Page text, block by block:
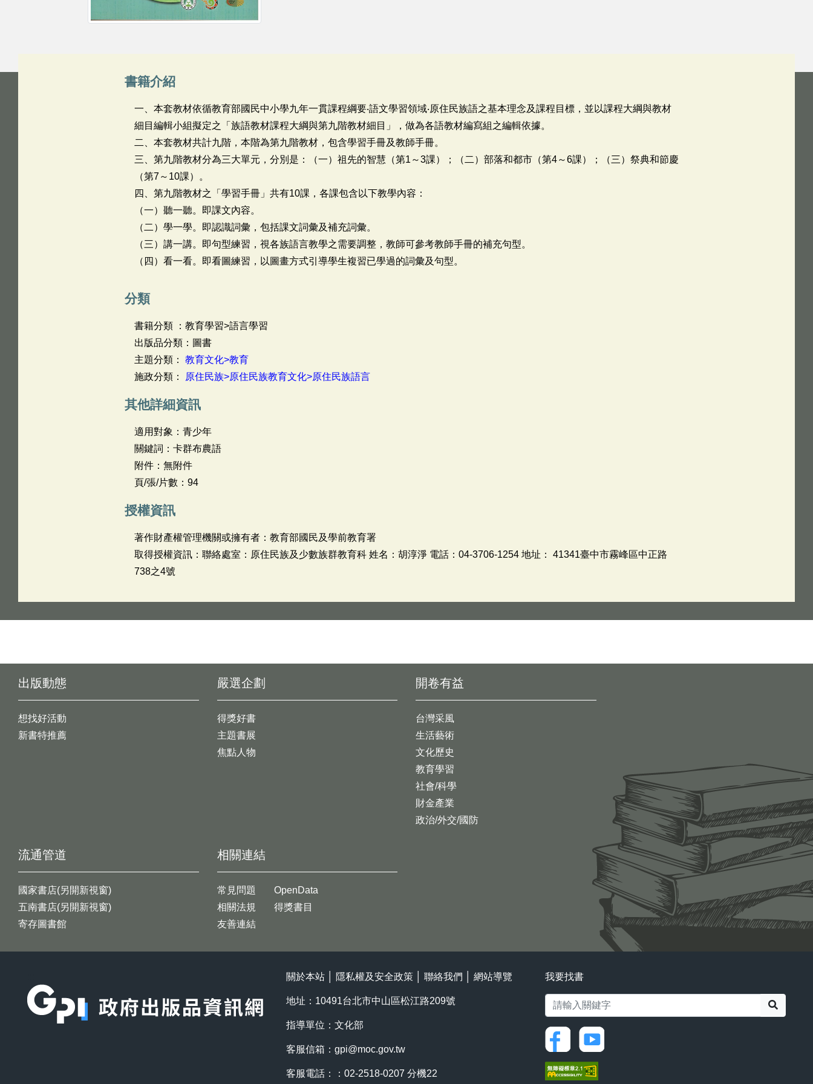
書籍介紹
一、本套教材依循教育部國民中小學九年一貫課程綱要‧語文學習領域‧原住民族語之基本理念及課程目標，並以課程大綱與教材
細目編輯小組擬定之「族語教材課程大綱與第九階教材細目」，做為各語教材編寫組之編輯依據。
二、本套教材共計九階，本階為第九階教材，包含學習手冊及教師手冊。
三、第九階教材分為三大單元，分別是：（一）祖先的智慧（第1～3課）；（二）部落和都市（第4～6課）；（三）祭典和節慶
（第7～10課）。
四、第九階教材之「學習手冊」共有10課，各課包含以下教學內容：
（一）聽一聽。即課文內容。
（二）學一學。即認識詞彙，包括課文詞彙及補充詞彙。
（三）講一講。即句型練習，視各族語言教學之需要調整，教師可參考教師手冊的補充句型。
（四）看一看。即看圖練習，以圖畫方式引導學生複習已學過的詞彙及句型。
分類
書籍分類 ：教育學習>語言學習
出版品分類：圖書
主題分類： 教育文化>教育
施政分類：
原住民族>原住民族教育文化>原住民族語言
其他詳細資訊
適用對象：青少年
關鍵詞：卡群布農語
附件：無附件
頁/張/片數：94
授權資訊
著作財產權管理機關或擁有者：教育部國民及學前教育署
取得授權資訊：聯絡處室：原住民族及少數族群教育科 姓名：胡淳淨 電話：04-3706-1254 地址： 41341臺中市霧峰區中正路
738之4號
出版動態
想找好活動
新書特推薦
開卷有益
台灣采風
生活藝術
文化歷史
教育學習
社會/科學
財金產業
政治/外交/國防
嚴選企劃
得獎好書
主題書展
焦點人物
流通管道
國家書店(另開新視窗)
五南書店(另開新視窗)
寄存圖書館
相關連結
常見問題
相關法規
友善連結
OpenData
得獎書目
關於本站 隱私權及安全政策 聯絡我們 網站導覽
地址：10491台北市中山區松江路209號
指導單位：文化部
客服信箱： gpi@moc.gov.tw
客服電話：：02-2518-0207 分機22
我要找書